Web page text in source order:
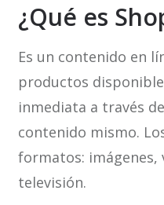
¿Qué es
Es un contenido en
productos
inmediata a través
contenido mismo.
formatos: imágenes,
televisión.